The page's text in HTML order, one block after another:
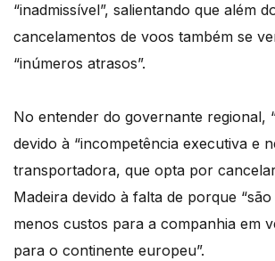
“inadmissível”, salientando que além
cancelamentos de voos também se
“inúmeros atrasos”.
No entender do governante regional,
devido à “incompetência executiva e
transportadora, que opta por
Madeira devido à falta de porque
menos custos para a companhia em
para o continente europeu”.